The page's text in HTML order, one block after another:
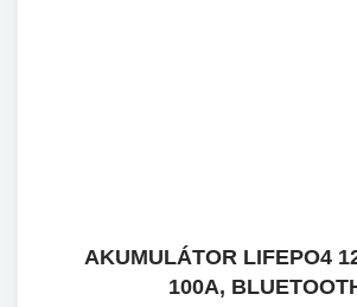
AKUMULÁTOR LIFEPO4
100A,